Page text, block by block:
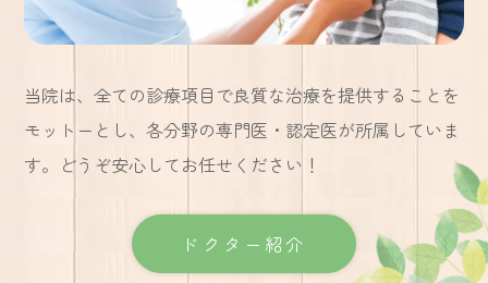
当院は、全ての診療項目で良質な治療を提供することを
モットーとし、各分野の専門医・認定医が所属していま
す。 どうぞ安心してお任せください！
ドクター紹介